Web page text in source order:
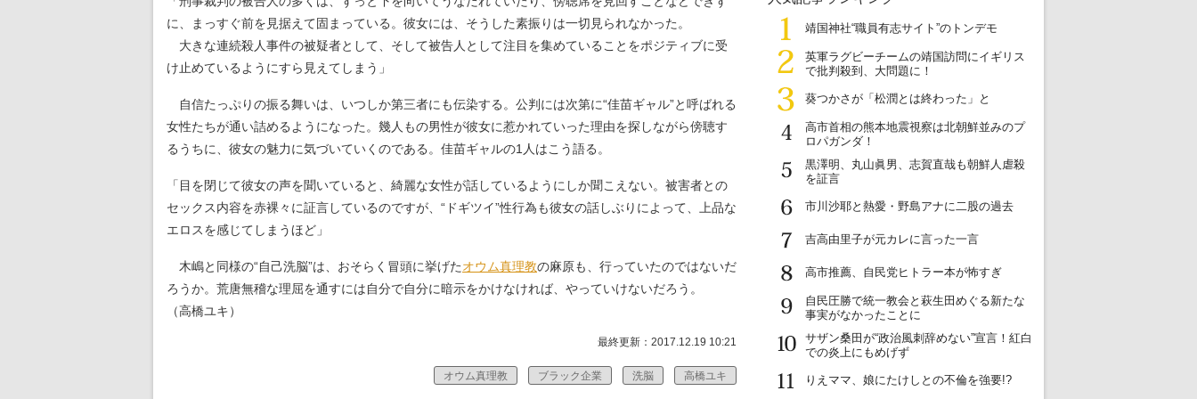
に、まっすぐ前を見据えて固まっている。彼女には、そうした素振りは一切見られなかった。
大きな連続殺人事件の被疑者として、そして被告人として注目を集めていることをポジティブに受
け止めているようにすら見えてしまう」
自信たっぷりの振る舞いは、いつしか第三者にも伝染する。公判には次第に“佳苗ギャル”と呼ばれる
女性たちが通い詰めるようになった。幾人もの男性が彼女に惹かれていった理由を探しながら傍聴す
るうちに、彼女の魅力に気づいていくのである。佳苗ギャルの1人はこう語る。
「目を閉じて彼女の声を聞いていると、綺麗な女性が話しているようにしか聞こえない。被害者との
セックス内容を赤裸々に証言しているのですが、“ドギツイ”性行為も彼女の話しぶりによって、上品な
エロスを感じてしまうほど」
木嶋と同様の“自己洗脳”は、おそらく冒頭に挙げたオウム真理教の麻原も、行っていたのではないだ
ろうか。荒唐無稽な理屈を通すには自分で自分に暗示をかけなければ、やっていけないだろう。
（高橋ユキ）
最終更新：2017.12.19 10:21
オウム真理教 ブラック企業 洗脳 高橋ユキ
1
靖国神社“職員有志サイト”のトンデモ
2
英軍ラグビーチームの靖国訪問にイギリス
で批判殺到、大問題に！
3
葵つかさが「松潤とは終わった」と
4
高市首相の熊本地震視察は北朝鮮並みのプ
ロパガンダ！
5
黒澤明、丸山眞男、志賀直哉も朝鮮人虐殺
を証言
6
市川沙耶と熱愛・野島アナに二股の過去
7
吉高由里子が元カレに言った一言
8
高市推薦、自民党ヒトラー本が怖すぎ
9
自民圧勝で統一教会と萩生田めぐる新たな
事実がなかったことに
10
サザン桑田が“政治風刺辞めない”宣言！紅白
での炎上にもめげず
11
りえママ、娘にたけしとの不倫を強要!?